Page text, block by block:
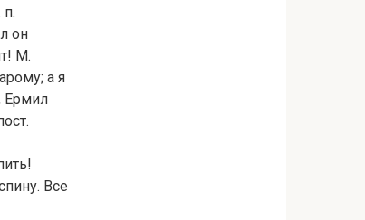
п.
он
М.
а я
Ермил
Все